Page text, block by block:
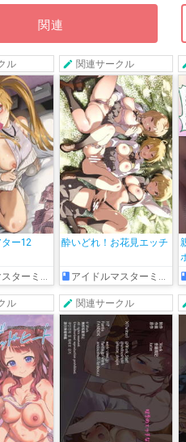
関連
ル
ー12
リオンライブ!
関連サークル
酔いどれ！お花見エッチ
アイドルマスターミリオンライブ!
ル 関連サークル